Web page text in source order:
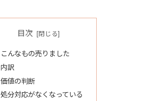
目次
こんなもの売りました
内訳
価値の判断
処分対応がなくなっている